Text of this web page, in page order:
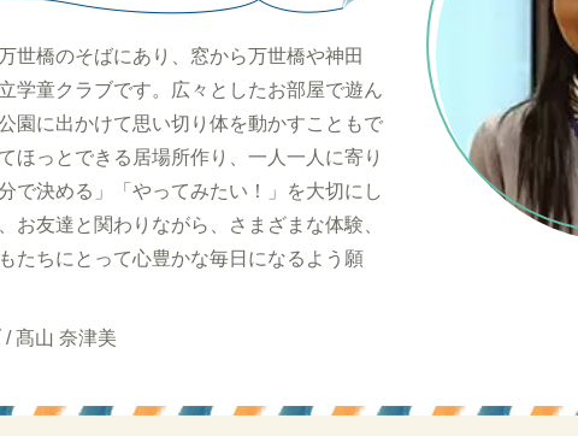
世橋のそばにあり、窓から万世橋や神田
学童クラブです。広々としたお部屋で遊ん
園に出かけて思い切り体を動かすこともで
ほっとできる居場所作り、一人一人に寄り
で決める」「やってみたい！」を大切にし
お友達と関わりながら、さまざまな体験、
たちにとって心豊かな毎日になるよう願
髙山 奈津美